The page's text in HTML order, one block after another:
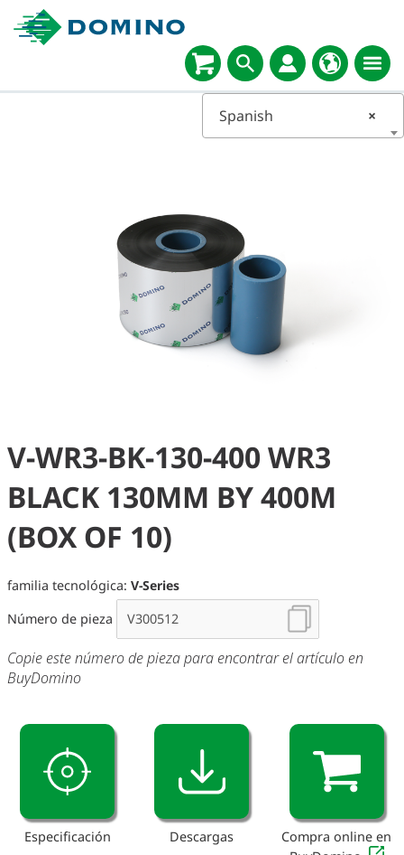
×
Spanish
V-WR3-BK-130-400 WR3
BLACK 130MM BY 400M
(BOX OF 10)
familia tecnológica: V-Series
Número de pieza
Copie este número de pieza para encontrar el artículo en
BuyDomino
Especificación Descargas
Compra online en